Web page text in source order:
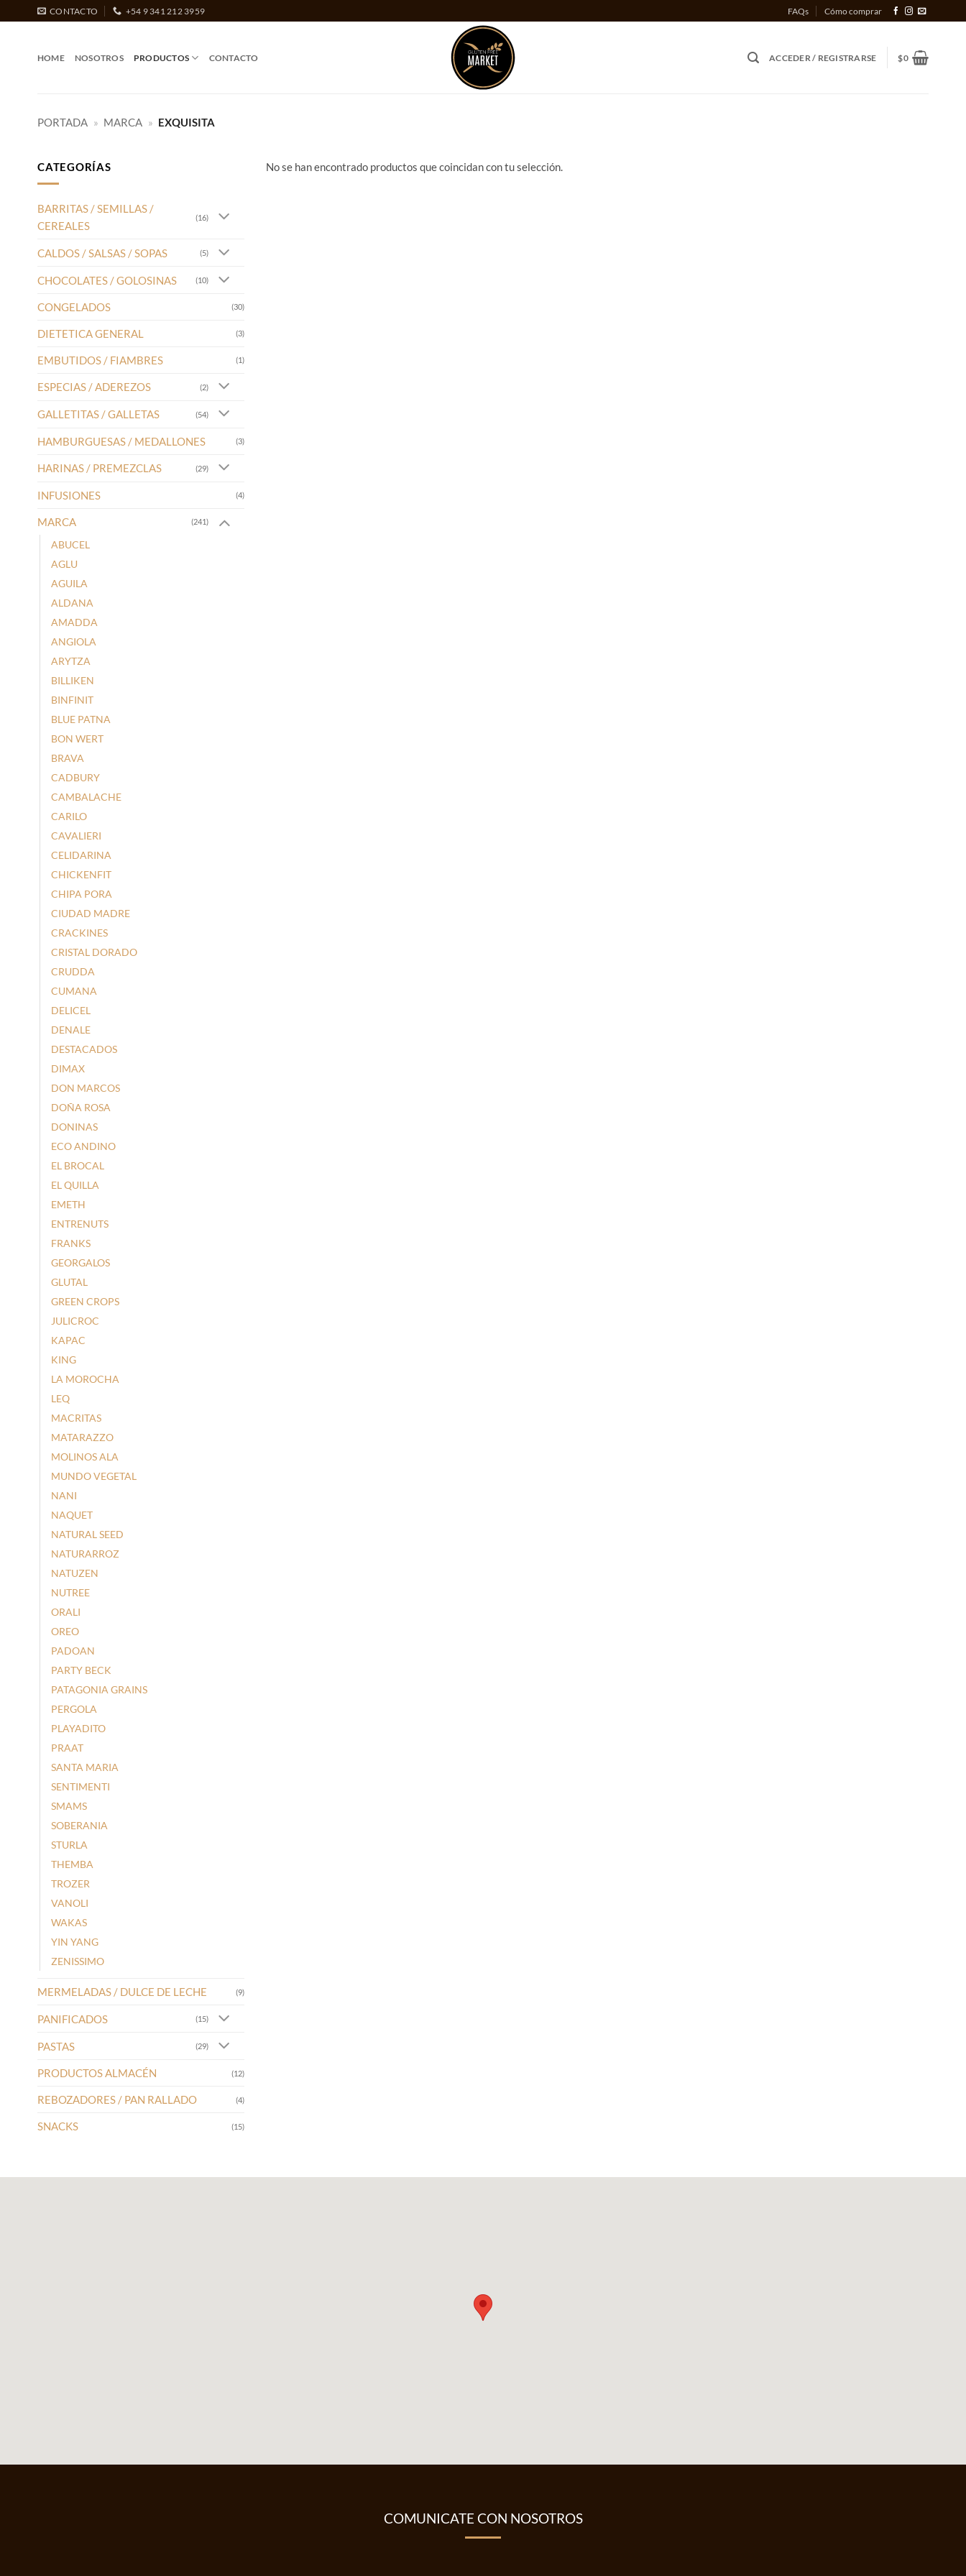
al
CONTACTO +54 9 341 212 3959 FAQs Cómo comprar
HOME NOSOTROS PRODUCTOS CONTACTO ACCEDER / REGISTRARSE $0
PORTADA » MARCA » EXQUISITA
CATEGORÍAS
BARRITAS / SEMILLAS /
CEREALES
(16)
CALDOS / SALSAS / SOPAS (5)
CHOCOLATES / GOLOSINAS (10)
CONGELADOS (30)
DIETETICA GENERAL (3)
EMBUTIDOS / FIAMBRES (1)
ESPECIAS / ADEREZOS (2)
GALLETITAS / GALLETAS (54)
HAMBURGUESAS / MEDALLONES (3)
HARINAS / PREMEZCLAS (29)
INFUSIONES (4)
MARCA (241)
ABUCEL
AGLU
AGUILA
ALDANA
AMADDA
ANGIOLA
ARYTZA
BILLIKEN
BINFINIT
BLUE PATNA
BON WERT
BRAVA
CADBURY
CAMBALACHE
CARILO
CAVALIERI
CELIDARINA
CHICKENFIT
CHIPA PORA
CIUDAD MADRE
CRACKINES
CRISTAL DORADO
CRUDDA
CUMANA
DELICEL
DENALE
DESTACADOS
DIMAX
DON MARCOS
DOÑA ROSA
DONINAS
ECO ANDINO
EL BROCAL
EL QUILLA
EMETH
ENTRENUTS
FRANKS
GEORGALOS
GLUTAL
GREEN CROPS
JULICROC
KAPAC
KING
LA MOROCHA
LEQ
MACRITAS
MATARAZZO
MOLINOS ALA
MUNDO VEGETAL
NANI
NAQUET
NATURAL SEED
NATURARROZ
NATUZEN
NUTREE
ORALI
OREO
PADOAN
PARTY BECK
PATAGONIA GRAINS
PERGOLA
PLAYADITO
PRAAT
SANTA MARIA
SENTIMENTI
SMAMS
SOBERANIA
STURLA
THEMBA
TROZER
VANOLI
WAKAS
YIN YANG
ZENISSIMO
MERMELADAS / DULCE DE LECHE (9)
PANIFICADOS (15)
PASTAS (29)
PRODUCTOS ALMACÉN (12)
REBOZADORES / PAN RALLADO (4)
SNACKS (15)
No se han encontrado productos que coincidan con tu selección.
COMUNICATE CON NOSOTROS